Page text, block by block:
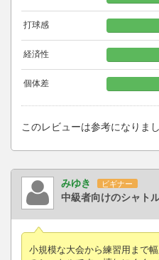
打球感
経済性
個体差
このレビューは参考になりま
みゆき ビギナー
中級者向けのシャトル
小規模な大会から練習用まで